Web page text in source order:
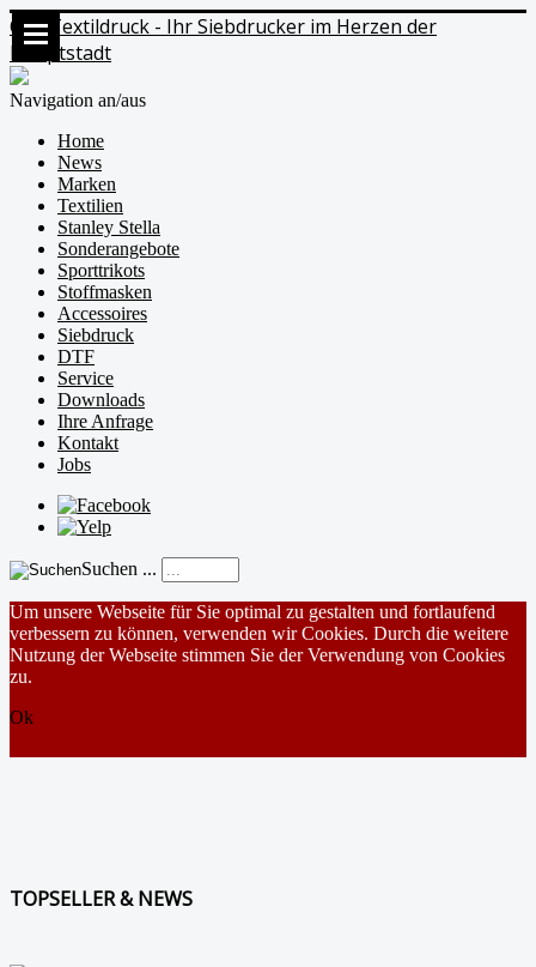
Ods Textildruck - Ihr Siebdrucker im Herzen der
Hauptstadt
Navigation an/aus
Home
News
Marken
Textilien
Stanley Stella
Sonderangebote
Sporttrikots
Stoffmasken
Accessoires
Siebdruck
DTF
Service
Downloads
Ihre Anfrage
Kontakt
Jobs
Suchen ...
Um unsere Webseite für Sie optimal zu gestalten und fortlaufend
verbessern zu können, verwenden wir Cookies. Durch die weitere
Nutzung der Webseite stimmen Sie der Verwendung von Cookies
zu.
Ok
TOPSELLER & NEWS